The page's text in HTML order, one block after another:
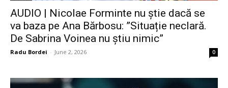
AUDIO | Nicolae Forminte nu știe dacă se
va baza pe Ana Bărbosu: ”Situație neclară.
De Sabrina Voinea nu știu nimic”
Radu Bordei - June 2, 2026 0